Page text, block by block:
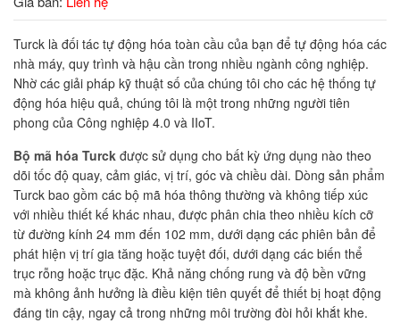
Turck là đối tác tự động hóa toàn cầu của bạn để tự động hóa các
nhà máy, quy trình và hậu cần trong nhiều ngành công nghiệp.
Nhờ các giải pháp kỹ thuật số của chúng tôi cho các hệ thống tự
động hóa hiệu quả, chúng tôi là một trong những người tiên
phong của Công nghiệp 4.0 và IIoT.
Bộ mã hóa Turck được sử dụng cho bất kỳ ứng dụng nào theo
dõi tốc độ quay, cảm giác, vị trí, góc và chiều dài. Dòng sản phẩm
Turck bao gồm các bộ mã hóa thông thường và không tiếp xúc
với nhiều thiết kế khác nhau, được phân chia theo nhiều kích cỡ
từ đường kính 24 mm đến 102 mm, dưới dạng các phiên bản để
phát hiện vị trí gia tăng hoặc tuyệt đối, dưới dạng các biến thể
trục rỗng hoặc trục đặc. Khả năng chống rung và độ bền vững
mà không ảnh hưởng là điều kiện tiên quyết để thiết bị hoạt động
đáng tin cậy, ngay cả trong những môi trường đòi hỏi khắt khe.